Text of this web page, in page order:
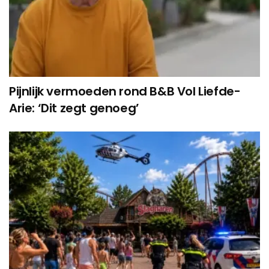
Pijnlijk vermoeden rond B&B Vol Liefde-
Arie: ‘Dit zegt genoeg’